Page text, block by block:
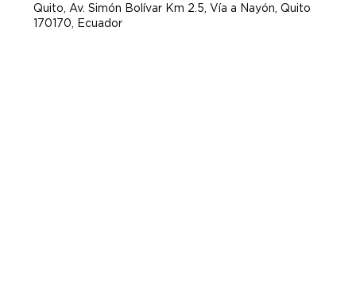
Quito, Av. Simón Bolívar Km 2.5, Vía a Nayón, Quito
170170, Ecuador